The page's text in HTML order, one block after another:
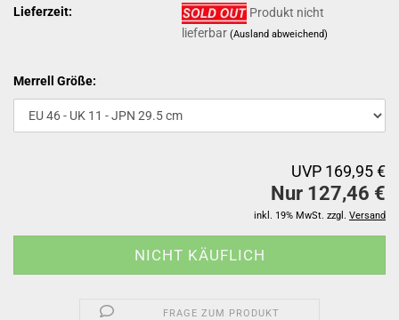
Lieferzeit:
Produkt nicht
lieferbar(Ausland abweichend)
Merrell Größe:
UVP 169,95 €
Nur 127,46 €
inkl. 19% MwSt. zzgl. Versand
FRAGE ZUM PRODUKT